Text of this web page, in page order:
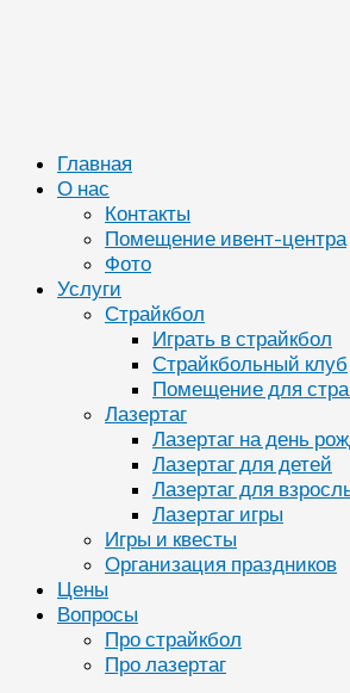
Главная
О нас
Контакты
Помещение ивент-центра
Фото
Услуги
Страйкбол
Играть в страйкбол
Страйкбольный клуб
Помещение для
Лазертаг
Лазертаг на день
Лазертаг для детей
Лазертаг для
Лазертаг игры
Игры и квесты
Организация праздников
Цены
Вопросы
Про страйкбол
Про лазертаг